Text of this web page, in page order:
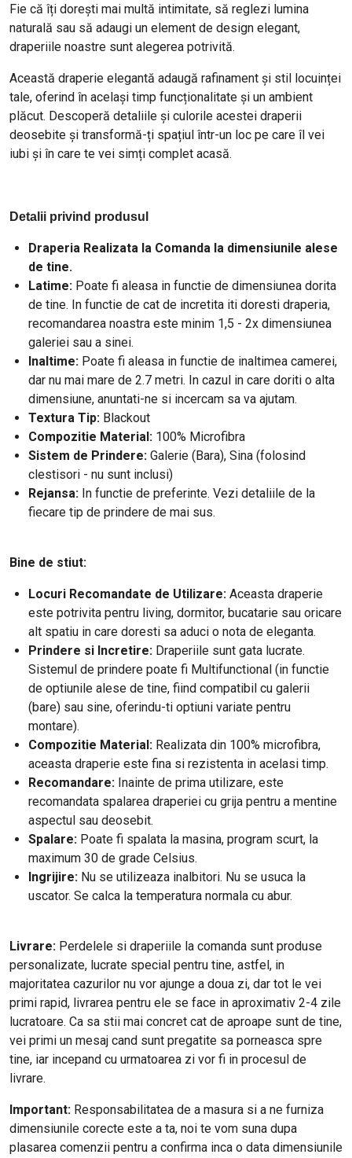
Fie că îți dorești mai multă intimitate, să reglezi lumina
naturală sau să adaugi un element de design elegant,
draperiile noastre sunt alegerea potrivită.
Această draperie elegantă adaugă rafinament și stil locuinței
tale, oferind în același timp funcționalitate și un ambient
plăcut. Descoperă detaliile și culorile acestei draperii
deosebite și transformă-ți spațiul într-un loc pe care îl vei
iubi și în care te vei simți complet acasă.
Detalii privind produsul
Draperia Realizata la Comanda la dimensiunile alese
de tine.
Latime: Poate fi aleasa in functie de dimensiunea dorita
de tine. In functie de cat de incretita iti doresti draperia,
recomandarea noastra este minim 1,5 - 2x dimensiunea
galeriei sau a sinei.
Inaltime: Poate fi aleasa in functie de inaltimea camerei,
dar nu mai mare de 2.7 metri. In cazul in care doriti o alta
dimensiune, anuntati-ne si incercam sa va ajutam.
Textura Tip: Blackout
Compozitie Material: 100% Microfibra
Sistem de Prindere: Galerie (Bara), Sina (folosind
clestisori - nu sunt inclusi)
Rejansa: In functie de preferinte. Vezi detaliile de la
fiecare tip de prindere de mai sus.
Bine de stiut:
Locuri Recomandate de Utilizare: Aceasta draperie
este potrivita pentru living, dormitor, bucatarie sau oricare
alt spatiu in care doresti sa aduci o nota de eleganta.
Prindere si Incretire: Draperiile sunt gata lucrate.
Sistemul de prindere poate fi Multifunctional (in functie
de optiunile alese de tine, fiind compatibil cu galerii
(bare) sau sine, oferindu-ti optiuni variate pentru
montare).
Compozitie Material: Realizata din 100% microfibra,
aceasta draperie este fina si rezistenta in acelasi timp.
Recomandare: Inainte de prima utilizare, este
recomandata spalarea draperiei cu grija pentru a mentine
aspectul sau deosebit.
Spalare: Poate fi spalata la masina, program scurt, la
maximum 30 de grade Celsius.
Ingrijire: Nu se utilizeaza inalbitori. Nu se usuca la
uscator. Se calca la temperatura normala cu abur.
Livrare: Perdelele si draperiile la comanda sunt produse
personalizate, lucrate special pentru tine, astfel, in
majoritatea cazurilor nu vor ajunge a doua zi, dar tot le vei
primi rapid, livrarea pentru ele se face in aproximativ 2-4 zile
lucratoare. Ca sa stii mai concret cat de aproape sunt de tine,
vei primi un mesaj cand sunt pregatite sa porneasca spre
tine, iar incepand cu urmatoarea zi vor fi in procesul de
livrare.
Important: Responsabilitatea de a masura si a ne furniza
dimensiunile corecte este a ta, noi te vom suna dupa
plasarea comenzii pentru a confirma inca o data dimensiunile